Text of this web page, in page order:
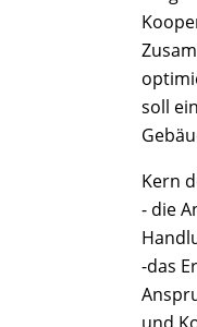
soll
Kern
- die
-das